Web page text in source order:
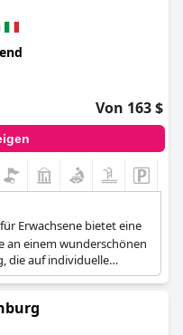
Von 163 $
Erwachsene bietet eine
an einem wunderschönen
die auf individuelle
auf Exklusivität und
Gästen geschätzt.